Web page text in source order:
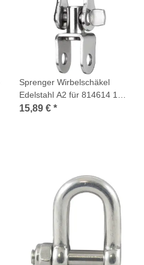
Sprenger Wirbelschäkel
Edelstahl A2 für 814614 1
Stück
15,89 € *